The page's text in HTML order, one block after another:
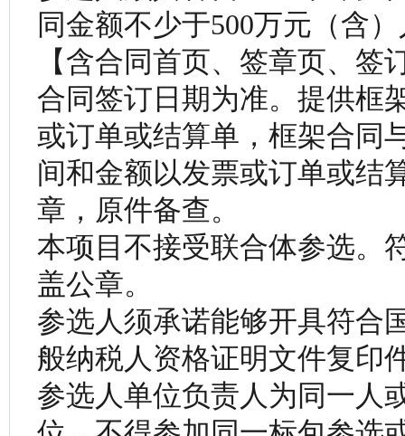
同金额不少于500万元（含
【含合同首页、签章页、
合同签订日期为准。提供框
或订单或结算单，框架合同
间和金额以发票或订单或结
章，原件备查。
本项目不接受联合体参选。
盖公章。
参选人须承诺能够开具符合
般纳税人资格证明文件复印
参选人单位负责人为同一人